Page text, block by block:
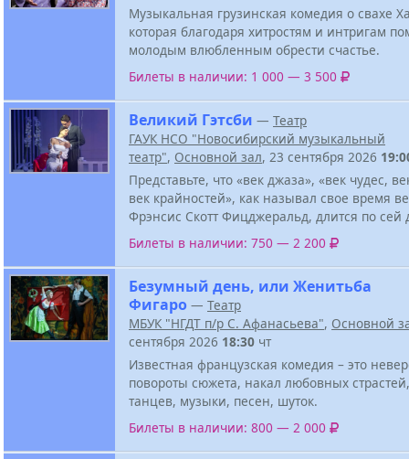
Музыкальная грузинская комедия о свахе
которая благодаря хитростям и интригам
молодым влюбленным обрести счастье.
Билеты в наличии: 1 000 — 3 500
Великий Гэтсби — Театр
ГАУК НСО "Новосибирский музыкальный
театр", Основной зал, 23 сентября 2026
Представьте, что «век джаза», «век чудес,
век крайностей», как называл свое время
Фрэнсис Скотт Фицджеральд, длится по сей
Билеты в наличии: 750 — 2 200
Безумный день, или Женитьба
Фигаро — Театр
МБУК "НГДТ п/р С. Афанасьева", Основной
сентября 2026 18:30 чт
Известная французская комедия – это
повороты сюжета, накал любовных
танцев, музыки, песен, шуток.
Билеты в наличии: 800 — 2 000